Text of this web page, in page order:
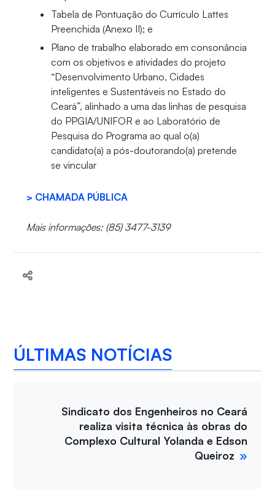
Tabela de Pontuação do Currículo Lattes
Preenchida (Anexo II); e
Plano de trabalho elaborado em consonância
com os objetivos e atividades do projeto
“Desenvolvimento Urbano, Cidades
inteligentes e Sustentáveis no Estado do
Ceará”, alinhado a uma das linhas de pesquisa
do PPGIA/UNIFOR e ao Laboratório de
Pesquisa do Programa ao qual o(a)
candidato(a) a pós-doutorando(a) pretende
se vincular
> CHAMADA PÚBLICA
Mais informações: (85) 3477-3139
ÚLTIMAS NOTÍCIAS
Sindicato dos Engenheiros no Ceará
realiza visita técnica às obras do
Complexo Cultural Yolanda e Edson
Queiroz